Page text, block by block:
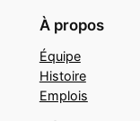
À propos
Équipe
Histoire
Emplois